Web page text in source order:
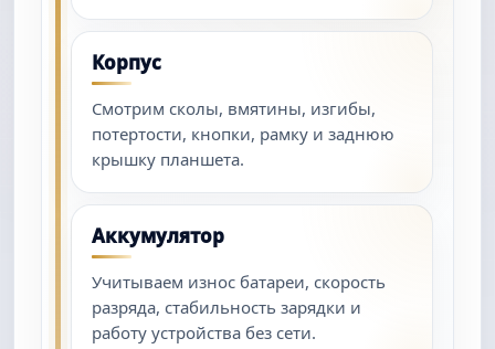
Корпус
Смотрим сколы, вмятины, изгибы,
потертости, кнопки, рамку и заднюю
крышку планшета.
Аккумулятор
Учитываем износ батареи, скорость
разряда, стабильность зарядки и
работу устройства без сети.